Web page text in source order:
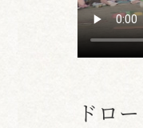
ドロ